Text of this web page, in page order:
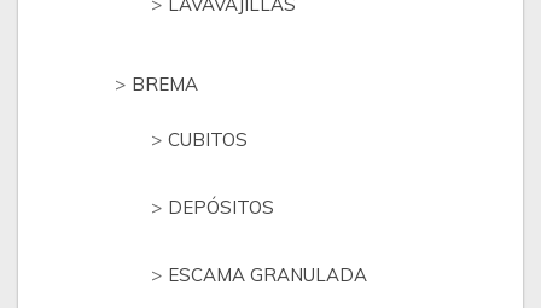
BREMA
CUBITOS
DEPÓSITOS
ESCAMA GRANULADA